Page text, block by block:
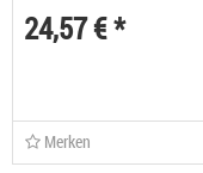
24,57 € *
Merken